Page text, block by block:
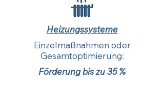
Heizungssysteme
Einzelmaßnahmen oder
Gesamtoptimierung:
Förderung bis zu 35 %